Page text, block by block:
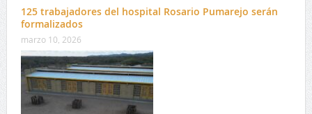
125 trabajadores del hospital Rosario Pumarejo serán
formalizados
marzo 10, 2026